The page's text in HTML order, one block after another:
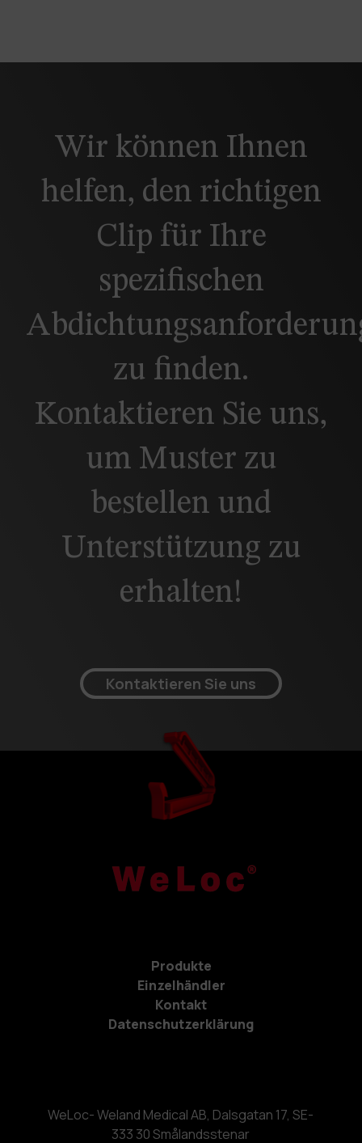
Wir können Ihnen
helfen, den richtigen
Clip für Ihre
spezifischen
zu finden.
Kontaktieren Sie uns,
um Muster zu
bestellen und
Unterstützung zu
erhalten!
Kontaktieren Sie uns
Produkte
Einzelhändler
Kontakt
Datenschutzerklärung
WeLoc- Weland Medical AB, Dalsgatan 17, SE-
333 30 Smålandsstenar